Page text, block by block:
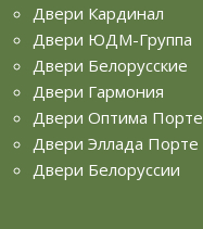
Двери Кардинал
Двери ЮДМ-Группа
Двери Белорусские
Двери Гармония
Двери Оптима Порте
Двери Эллада Порте
Двери Белоруссии